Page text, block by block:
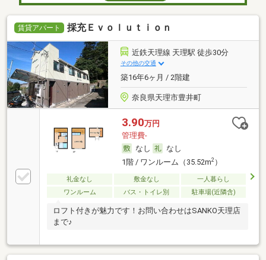
賃貸アパート 採充Ｅｖｏｌｕｔｉｏｎ
近鉄天理線 天理駅 徒歩30分
その他の交通
築16年6ヶ月 / 2階建
奈良県天理市豊井町
3.90万円
管理費-
なし
なし
1階 / ワンルーム（35.52m2）
礼金なし 敷金なし
一人暮らし
ワンルーム
バス・トイレ別 駐車場(近隣含)
ロフト付きが魅力です！お問い合わせはSANKO天理店
まで♪